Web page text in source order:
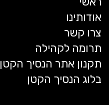
אודותינו
צרו קשר
תרומה לקהילה
תקנון אתר הנסיך הקטן
בלוג הנסיך הקטן